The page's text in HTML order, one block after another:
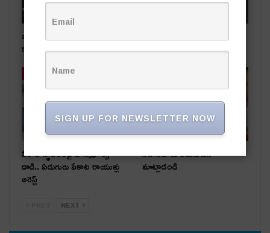
బంగారు దుకాణంలో చోరీ..
కలకలం
రోడ్డు ప్రమాదంలో ఒకరికి గాయాలు
తాజా వార్తలు
పేకాట స్థావరంపై టాస్క్‌ఫోర్స్
దాడి.. ఏడుగురు పేకాట రాయుళ్లు
అరెస్ట్
నిజానిజాలు తెలుసుకుని
మాట్లాడండి
NEXT
SIGN UP FOR NEWSLETTER NOW